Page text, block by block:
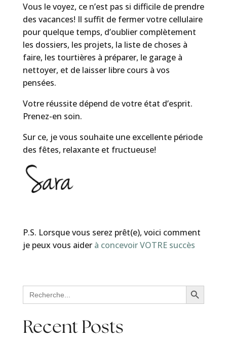
Vous le voyez, ce n’est pas si difficile de prendre
des vacances! Il suffit de fermer votre cellulaire
pour quelque temps, d’oublier complètement
les dossiers, les projets, la liste de choses à
faire, les tourtières à préparer, le garage à
nettoyer, et de laisser libre cours à vos
pensées.
Votre réussite dépend de votre état d’esprit.
Prenez-en soin.
Sur ce, je vous souhaite une excellente période
des fêtes, relaxante et fructueuse!
P.S. Lorsque vous serez prêt(e), voici comment
je peux vous aider à concevoir VOTRE succès
Search
for:
Search Button
Recent Posts